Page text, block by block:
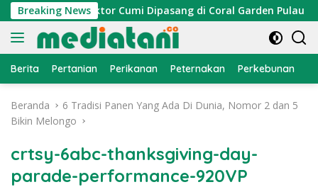
Langsung
ke
konten
Breaking News
Atraktor Cumi Dipasang di Coral Garden Pulau
Berita Pertanian Perikanan Peternakan Perkebunan
Beranda
6 Tradisi Panen Yang Ada Di Dunia, Nomor 2 dan 5
Bikin Melongo
crtsy-6abc-thanksgiving-day-
parade-performance-920VP